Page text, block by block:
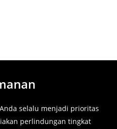
selalu menjadi prioritas
perlindungan tingkat